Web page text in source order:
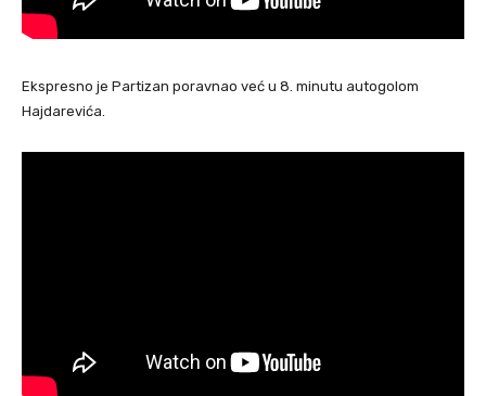
Ekspresno je Partizan poravnao već u 8. minutu autogolom
Hajdarevića.